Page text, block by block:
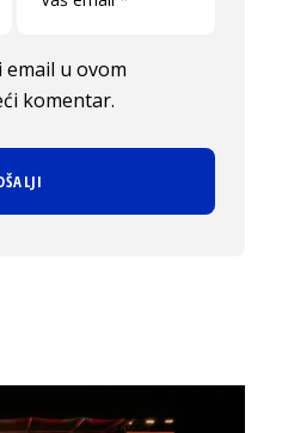
email u ovom
komentar.